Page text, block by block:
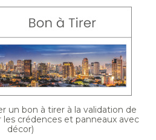
un bon à tirer à la validation de
crédences et panneaux avec
décor)